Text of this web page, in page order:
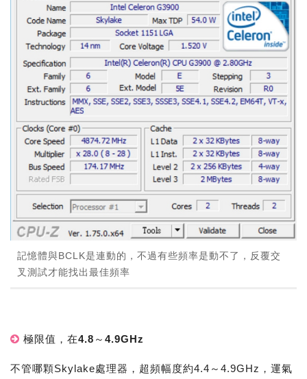
記憶體與BCLK是連動的，不過有些頻率是動不了，反覆交
叉測試才能找出最佳頻率
極限值，在4.8～4.9GHz
不管哪顆Skylake處理器，超頻幅度約4.4～4.9GHz，運氣